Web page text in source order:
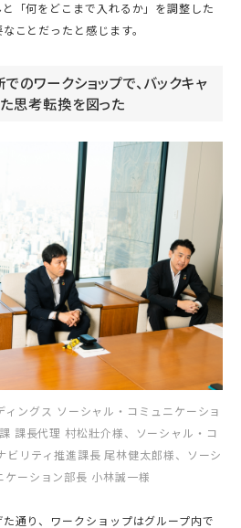
「何をどこまで入れるか」を調整した
ことだったと感じます。
のワークショップで、バックキャ
思考転換を図った
ングス ソーシャル・コミュニケーショ
課長代理 村松壯介様、ソーシャル・コ
ビリティ推進課長 尾林健太郎様、ソーシ
ケーション部長 小林誠一様
通り、ワークショップはグループ内で